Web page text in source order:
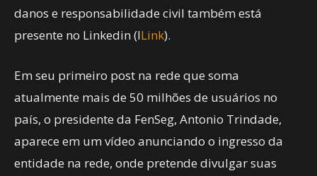
danos e responsabilidade civil também está
presente no Linkedin (lLink).
Em seu primeiro post na rede que soma
atualmente mais de 50 milhões de usuários no
país, o presidente da FenSeg, Antonio Trindade,
aparece em um vídeo anunciando o ingresso da
entidade na rede, onde pretende divulgar suas